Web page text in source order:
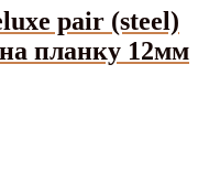
pair (steel)
планку 12мм